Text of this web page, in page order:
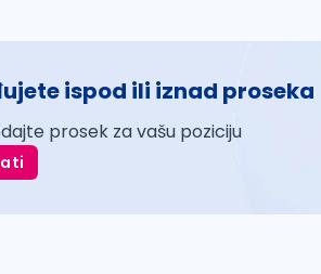
ispod ili iznad proseka
prosek za vašu poziciju